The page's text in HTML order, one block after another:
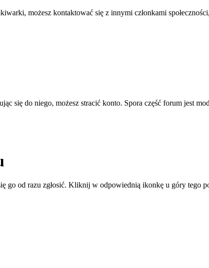
możesz kontaktować się z innymi członkami
się do niego, możesz stracić konto. Spora część forum jest
go od razu zgłosić. Kliknij w odpowiednią ikonkę u góry tego